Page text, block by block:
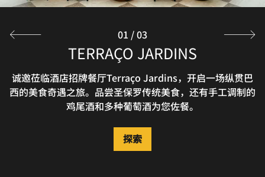
TERRAÇO JARDINS
诚邀莅临酒店招牌餐厅Terraço Jardins，开启一场纵贯巴
西的美食奇遇之旅。品尝圣保罗传统美食，还有手工调制的
鸡尾酒和多种葡萄酒为您佐餐。
探索
LIVING LOUNGE BAR & SUSHI
欢迎于此感受圣保罗的精致料理、创意调酒与音乐才华。在
这里度过惬意夜晚，品尝精酿啤酒与特色鸡尾酒，搭配本地
小食、地道日式料理与寿司，感受多元风味交织的用餐体
探索
01 /03